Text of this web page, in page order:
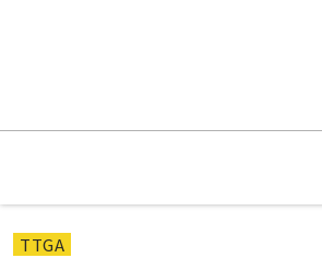
TTGA